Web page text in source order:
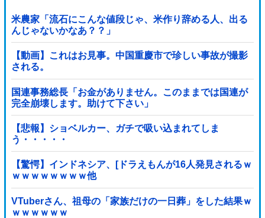
米農家「流石にこんな値段じゃ、米作り辞める人、出る
んじゃないかなあ？？」
【動画】これはお見事。中国重慶市で珍しい事故が撮影
される。
国連事務総長「お金がありません。このままでは国連が
完全崩壊します。助けて下さい」
【悲報】ショベルカー、ガチで吸い込まれてしま
う・・・・・
【驚愕】インドネシア、[ドラえもんが16人発見されるｗ
ｗｗｗｗｗｗｗｗ他
VTuberさん、祖母の「家族だけの一日葬」をした結果ｗ
ｗｗｗｗｗｗ